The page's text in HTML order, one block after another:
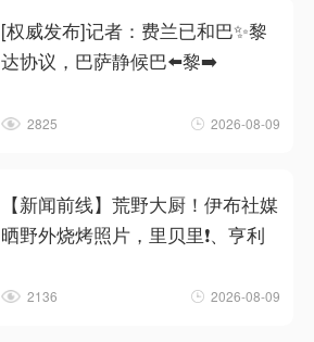
[权威发布]记者：费兰已和巴✨黎
达协议，巴萨静候巴⬅️黎➡️
2825 2026-08-09
【新闻前线】荒野大厨！伊布社媒
晒野外烧烤照片，里贝里❗、亨利
2136 2026-08-09